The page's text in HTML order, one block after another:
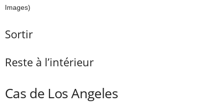
Images)
Sortir
Reste à l’intérieur
Cas de Los Angeles